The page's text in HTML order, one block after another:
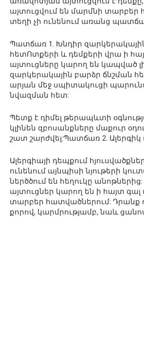
այտուցվում են մարմնի
տեղի չի ունենում առանց
Պատճառ 1. Խնդիր
հետՈտքերի և դեմքերի վրա ի
այտուցները կարող են կապված
զարկերակային բարձր ճնշման
արյան մեջ սպիտակուցի
նվազման հետ:
Պետք է դիմել թերապևտի
կլինեն զբոսանքները մաքուր
շատ շարժվել:Պատճառ 2.
Ալերգիայի դեպքում
ունենում այնպիսի նյութերի
ներծծում են հեղուկը անոթներից:
այտուցներ կարող են ի հայտ գալ
տարբեր հատվածներում: Դրանք
քորով, կարմրությամբ, նաև